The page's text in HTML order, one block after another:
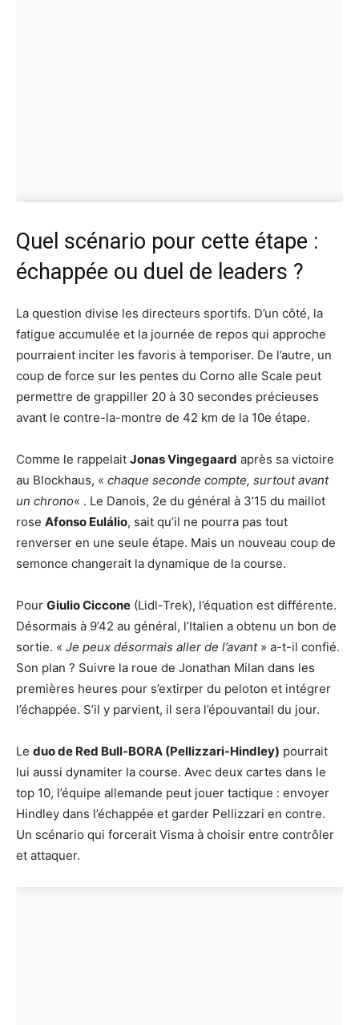
Quel scénario pour cette étape :
échappée ou duel de leaders ?
La question divise les directeurs sportifs. D’un côté, la
fatigue accumulée et la journée de repos qui approche
pourraient inciter les favoris à temporiser. De l’autre, un
coup de force sur les pentes du Corno alle Scale peut
permettre de grappiller 20 à 30 secondes précieuses
avant le contre-la-montre de 42 km de la 10e étape.
Comme le rappelait Jonas Vingegaard après sa victoire
au Blockhaus, « chaque seconde compte, surtout avant
un chrono« . Le Danois, 2e du général à 3’15 du maillot
rose Afonso Eulálio, sait qu’il ne pourra pas tout
renverser en une seule étape. Mais un nouveau coup de
semonce changerait la dynamique de la course.
Pour Giulio Ciccone (Lidl-Trek), l’équation est différente.
Désormais à 9’42 au général, l’Italien a obtenu un bon de
sortie. « Je peux désormais aller de l’avant» a-t-il confié.
Son plan ? Suivre la roue de Jonathan Milan dans les
premières heures pour s’extirper du peloton et intégrer
l’échappée. S’il y parvient, il sera l’épouvantail du jour.
Le duo de Red Bull-BORA (Pellizzari-Hindley) pourrait
lui aussi dynamiter la course. Avec deux cartes dans le
top 10, l’équipe allemande peut jouer tactique : envoyer
Hindley dans l’échappée et garder Pellizzari en contre.
Un scénario qui forcerait Visma à choisir entre contrôler
et attaquer.